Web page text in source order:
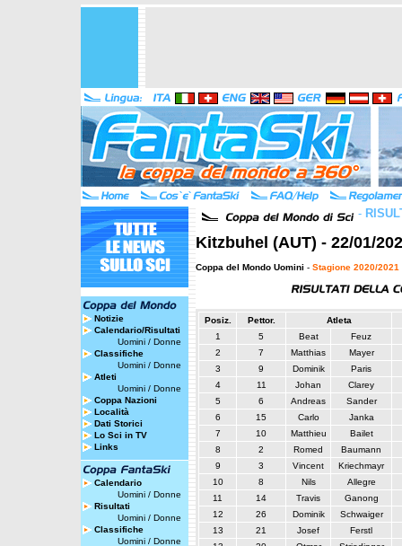
Notizie
Calendario/Risultati
Uomini / Donne
Classifiche
Uomini / Donne
Atleti
Uomini / Donne
Coppa Nazioni
Località
Dati Storici
Lo Sci in TV
Links
Calendario
Uomini / Donne
Risultati
Uomini / Donne
Classifiche
Uomini / Donne
-
Kitzbuhel (AUT) - 22/01/
Coppa del Mondo Uomini - Stagione 2020/2021
Posiz. Pettor.
Atleta
1
5 Beat
Feuz
2
7 Matthias
Mayer
3
9 Dominik
Paris
4
11 Johan
Clarey
5
6 Andreas
Sander
6
15 Carlo
Janka
7
10 Matthieu
Bailet
8
2 Romed
Baumann
9
3 Vincent
Kriechmayr
10
8 Nils
Allegre
11
14 Travis
Ganong
12
26 Dominik
Schwaiger
13
21 Josef
Ferstl